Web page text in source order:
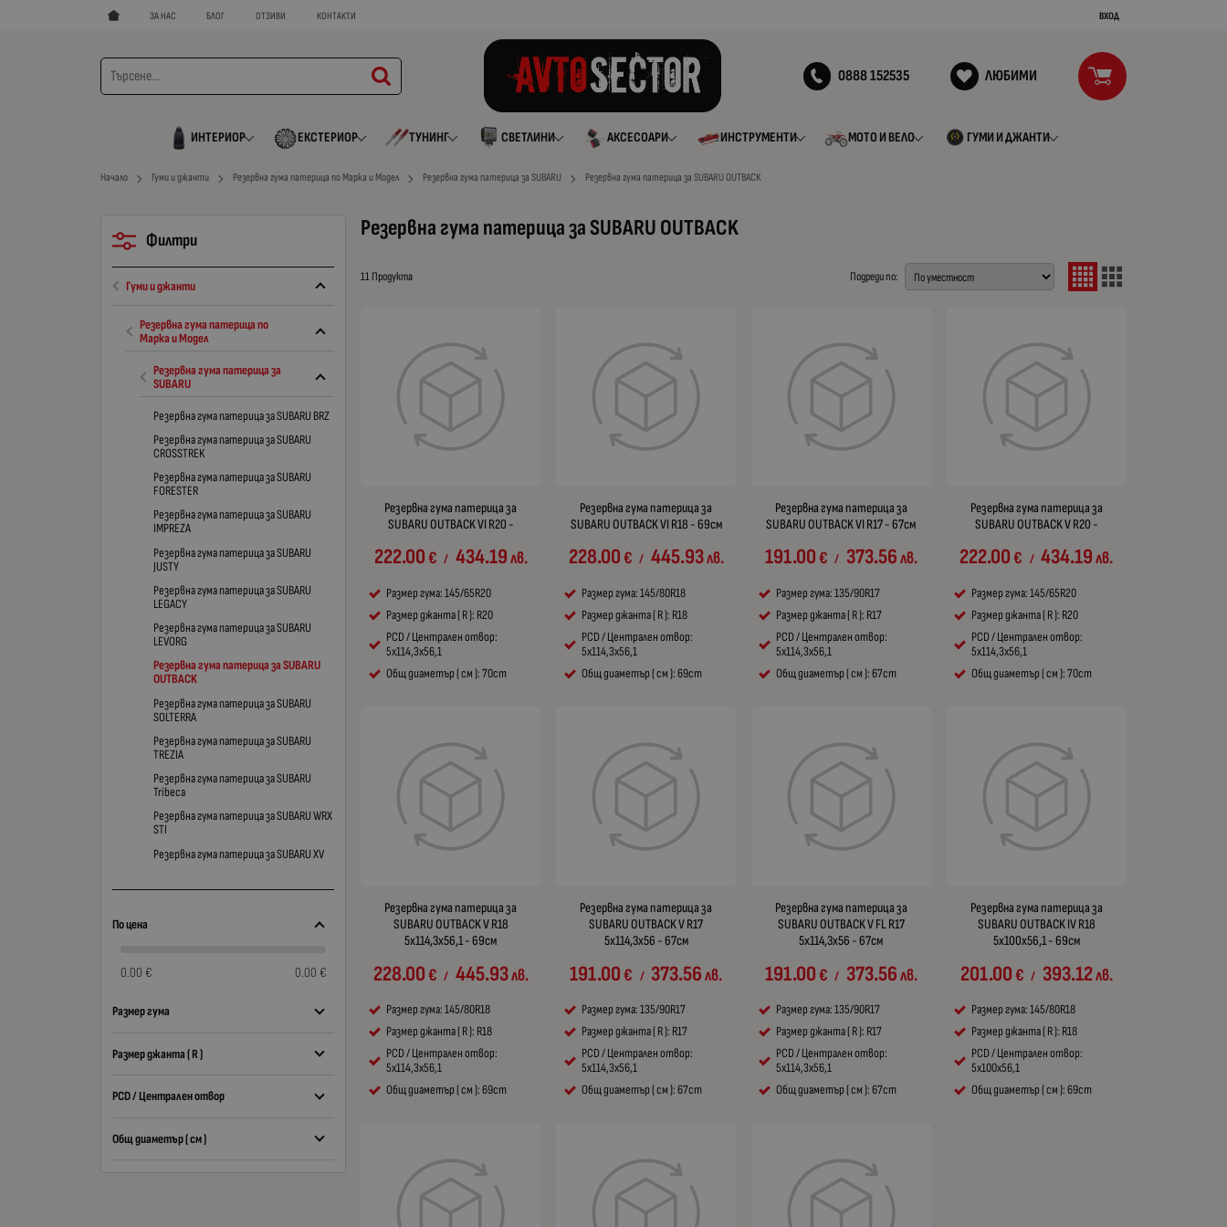
ЗА НАС БЛОГ ОТЗИВИ КОНТАКТИ ВХОД
0888 152535 ЛЮБИМИ
ИНТЕРИОР ЕКСТЕРИОР ТУНИНГ СВЕТЛИНИ АКСЕСОАРИ ИНСТРУМЕНТИ МОТО И ВЕЛО ГУМИ И ДЖАНТИ
Начало Гуми и джанти Резервна гума патерица по Марка и Модел Резервна гума патерица за SUBARU Резервна гума патерица за SUBARU OUTBACK
Резервна гума патерица за SUBARU OUTBACK
11 Продукта Подреди по:
Резервна гума патерица за
SUBARU OUTBACK VI R20 -
222.00€ / 434.19лв.
Размер гума: 145/65R20
Размер джанта ( R ): R20
PCD / Централен отвор:
5x114,3x56,1
Общ диаметър ( см ): 70cm
Резервна гума патерица за
SUBARU OUTBACK VI R18 - 69см
228.00€ / 445.93лв.
Размер гума: 145/80R18
Размер джанта ( R ): R18
PCD / Централен отвор:
5x114,3x56,1
Общ диаметър ( см ): 69cm
Резервна гума патерица за
SUBARU OUTBACK VI R17 - 67см
191.00€ / 373.56лв.
Размер гума: 135/90R17
Размер джанта ( R ): R17
PCD / Централен отвор:
5x114,3x56,1
Общ диаметър ( см ): 67cm
Резервна гума патерица за
SUBARU OUTBACK V R20 -
222.00€ / 434.19лв.
Размер гума: 145/65R20
Размер джанта ( R ): R20
PCD / Централен отвор:
5x114,3x56,1
Общ диаметър ( см ): 70cm
Резервна гума патерица за
SUBARU OUTBACK V R18
5x114,3x56,1 - 69см
228.00€ / 445.93лв.
Размер гума: 145/80R18
Размер джанта ( R ): R18
PCD / Централен отвор:
5x114,3x56,1
Общ диаметър ( см ): 69cm
Резервна гума патерица за
SUBARU OUTBACK V R17
5x114,3x56 - 67см
191.00€ / 373.56лв.
Размер гума: 135/90R17
Размер джанта ( R ): R17
PCD / Централен отвор:
5x114,3x56,1
Общ диаметър ( см ): 67cm
Резервна гума патерица за
SUBARU OUTBACK V FL R17
5x114,3x56 - 67см
191.00€ / 373.56лв.
Размер гума: 135/90R17
Размер джанта ( R ): R17
PCD / Централен отвор:
5x114,3x56,1
Общ диаметър ( см ): 67cm
Резервна гума патерица за
SUBARU OUTBACK IV R18
5x100x56,1 - 69см
201.00€ / 393.12лв.
Размер гума: 145/80R18
Размер джанта ( R ): R18
PCD / Централен отвор:
5x100x56,1
Общ диаметър ( см ): 69cm
Филтри
Гуми и джанти
Резервна гума патерица по
Марка и Модел
Резервна гума патерица за
SUBARU
Резервна гума патерица за SUBARU BRZ
Резервна гума патерица за SUBARU
CROSSTREK
Резервна гума патерица за SUBARU
FORESTER
Резервна гума патерица за SUBARU
IMPREZA
Резервна гума патерица за SUBARU
JUSTY
Резервна гума патерица за SUBARU
LEGACY
Резервна гума патерица за SUBARU
LEVORG
Резервна гума патерица за SUBARU
OUTBACK
Резервна гума патерица за SUBARU
SOLTERRA
Резервна гума патерица за SUBARU
TREZIA
Резервна гума патерица за SUBARU
Tribeca
Резервна гума патерица за SUBARU WRX
STI
Резервна гума патерица за SUBARU XV
По цена
0.00 € 0.00 €
Размер гума
Размер джанта ( R )
PCD / Централен отвор
Общ диаметър ( см )